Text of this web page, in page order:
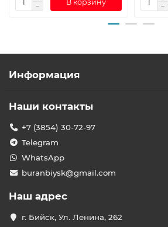
В корзину
Информация
Наши контакты
+7 (3854) 30-72-97
Telegram
WhatsApp
buranbiysk@gmail.com
Наш адрес
г. Бийск, Ул. Ленина, 262